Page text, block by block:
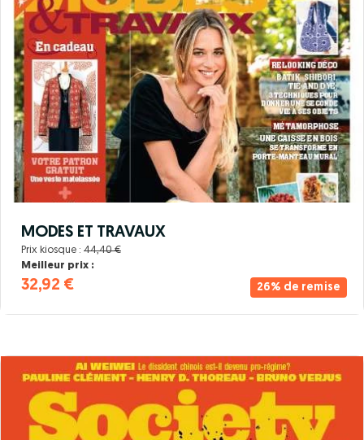
26% de remise
MODES ET TRAVAUX
Prix kiosque : 44,40 €
Meilleur prix :
32,92 €